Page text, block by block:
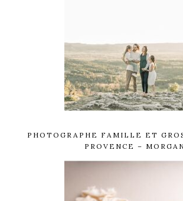
PHOTOGRAPHE FAMILLE ET
PROVENCE –